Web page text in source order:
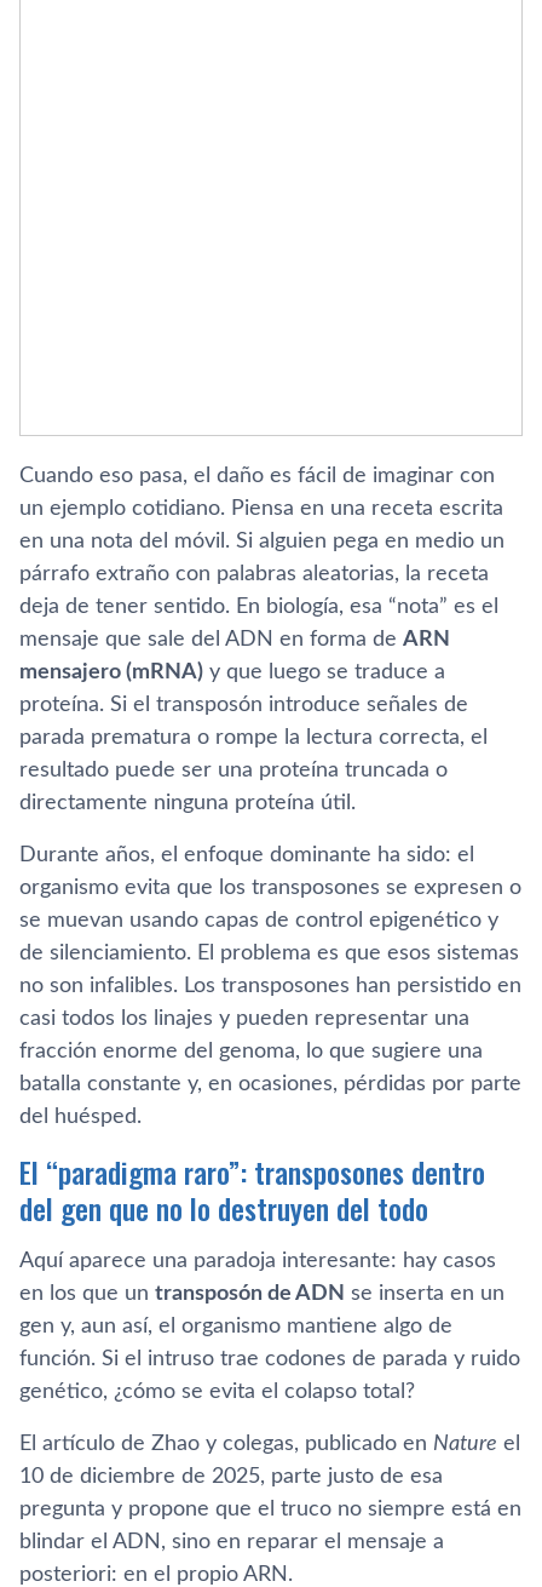
Cuando eso pasa, el daño es fácil de imaginar con
un ejemplo cotidiano. Piensa en una receta escrita
en una nota del móvil. Si alguien pega en medio un
párrafo extraño con palabras aleatorias, la receta
deja de tener sentido. En biología, esa “nota” es el
mensaje que sale del ADN en forma de ARN
mensajero (mRNA) y que luego se traduce a
proteína. Si el transposón introduce señales de
parada prematura o rompe la lectura correcta, el
resultado puede ser una proteína truncada o
directamente ninguna proteína útil.
Durante años, el enfoque dominante ha sido: el
organismo evita que los transposones se expresen o
se muevan usando capas de control epigenético y
de silenciamiento. El problema es que esos sistemas
no son infalibles. Los transposones han persistido en
casi todos los linajes y pueden representar una
fracción enorme del genoma, lo que sugiere una
batalla constante y, en ocasiones, pérdidas por parte
del huésped.
El “paradigma raro”: transposones dentro
del gen que no lo destruyen del todo
Aquí aparece una paradoja interesante: hay casos
en los que un transposón de ADN se inserta en un
gen y, aun así, el organismo mantiene algo de
función. Si el intruso trae codones de parada y ruido
genético, ¿cómo se evita el colapso total?
El artículo de Zhao y colegas, publicado en Nature el
10 de diciembre de 2025, parte justo de esa
pregunta y propone que el truco no siempre está en
blindar el ADN, sino en reparar el mensaje a
posteriori: en el propio ARN.